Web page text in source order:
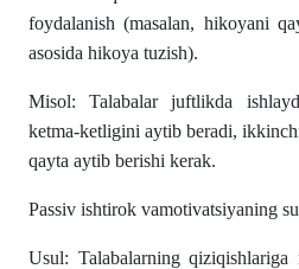
foydalanish (masalan, hikoyani
asosida hikoya tuzish).
Misol: Talabalar juftlikda
ketma-ketligini aytib beradi,
qayta aytib berishi kerak.
Passiv ishtirok vamotivatsiyaning
Usul: Talabalarning qiziqishlariga